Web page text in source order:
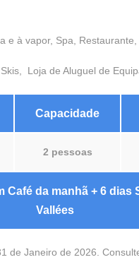
e à vapor, Spa,
Loja de Aluguel de
Capacidade
2 pessoas
Café da manhã + 6
Vallées
de Janeiro de 2026.